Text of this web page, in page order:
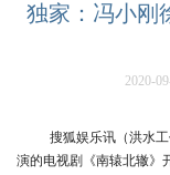
独家：冯小刚
2020-
搜狐娱乐讯（洪水
演的电视剧《南辕北辙》